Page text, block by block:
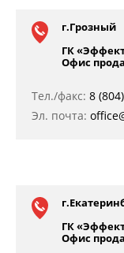
г.Грозный
ГК
Офис
Тел./факс: 8
Эл. почта:
ГК
Офис